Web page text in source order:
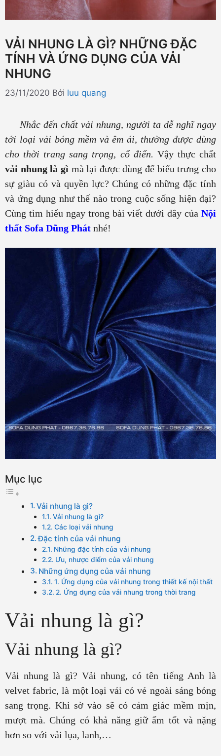
VẢI NHUNG LÀ GÌ? NHỮNG ĐẶC
TÍNH VÀ ỨNG DỤNG CỦA VẢI
NHUNG
23/11/2020 Bởi luu quang
Nhắc đến chất vải nhung, người ta dễ nghĩ ngay
tới loại vải bóng mềm và êm ái, thường được dùng
cho thời trang sang trọng, cổ điển. Vậy thực chất
vải nhung là gì mà lại được dùng để biểu trưng cho
sự giàu có và quyền lực? Chúng có những đặc tính
và ứng dụng như thế nào trong cuộc sống hiện đại?
Cùng tìm hiểu ngay trong bài viết dưới đây của Nội
thất Sofa Dũng Phát nhé!
Mục lục
Vải nhung là gì?
Vải nhung là gì?
Các loại vải nhung
Đặc tính của vải nhung
Những đặc tính của vải nhung
Ưu, nhược điểm của vải nhung
Những ứng dụng của vải nhung
1. Ứng dụng của vải nhung trong thiết kế nội thất
2. Ứng dụng của vải nhung trong thời trang
Vải nhung là gì?
Vải nhung là gì?
Vải nhung là gì? Vải nhung, có tên tiếng Anh là
velvet fabric, là một loại vải có vẻ ngoài sáng bóng
sang trọng. Khi sờ vào sẽ có cảm giác mềm mịn,
mượt mà. Chúng có khả năng giữ ẩm tốt và nặng
hơn so với vải lụa, lanh,…